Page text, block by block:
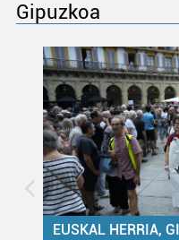
Gipuzkoa
EUSKAL HERRIA,